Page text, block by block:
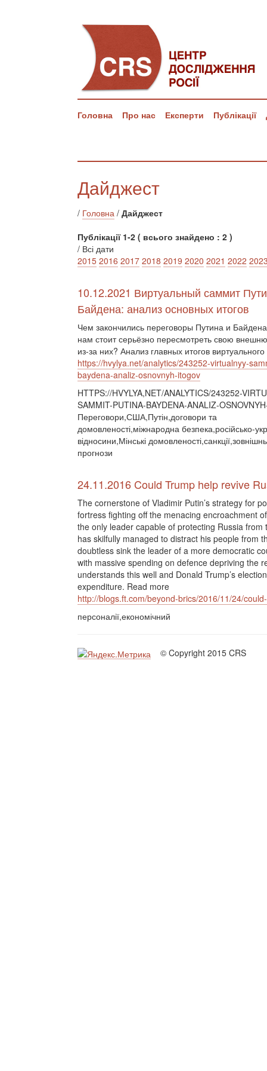
Головна Про нас Експерти Публікації
Дайджест
/ Головна / Дайджест
Публікації 1-2 ( всього знайдено : 2 )
/ Всі дати
2015 2016 2017 2018 2019 2020 2021 2022
10.12.2021 Виртуальный саммит
Байдена: анализ основных итогов
Чем закончились переговоры Путина и
нам стоит серьёзно пересмотреть свою
из-за них? Анализ главных итогов
https://hvylya.net/analytics/243252-virtualnyy-
baydena-analiz-osnovnyh-itogov
HTTPS://HVYLYA,NET/ANALYTICS/243252-
SAMMIT-PUTINA-BAYDENA-ANALIZ-
Переговори,США,Путін,договори та
домовленості,міжнародна безпека,російсько-
відносини,Мінські
прогнози
24.11.2016 Could Trump help revive
The cornerstone of Vladimir Putin’s strategy for
fortress fighting off the menacing encroachment
the only leader capable of protecting Russia
has skilfully managed to distract his people from
doubtless sink the leader of a more democratic
with massive spending on defence depriving the
understands this well and Donald Trump’s
expenditure. Read more
http://blogs.ft.com/beyond-brics/2016/11/24/
персоналії,економічний
© Copyright 2015 CRS